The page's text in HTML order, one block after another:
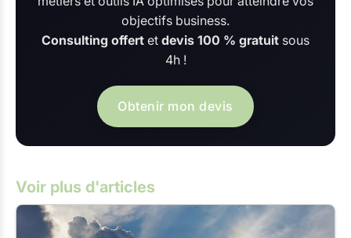
objectifs business.
Consulting offert et devis 100 % gratuit sous
4h !
Obtenir mon devis
Voir plus d'articles